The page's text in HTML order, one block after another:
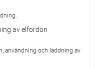
av elfordon
användning och laddning av